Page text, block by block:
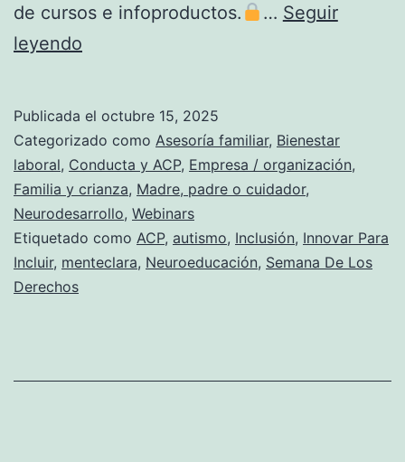
de cursos e infoproductos.
… Seguir
leyendo
ACCESO
AL
WEBINAR
DE
MENTECLARA
Publicada el octubre 15, 2025
Categorizado como Asesoría familiar, Bienestar
laboral, Conducta y ACP, Empresa / organización,
Familia y crianza, Madre, padre o cuidador,
Neurodesarrollo, Webinars
Etiquetado como ACP, autismo, Inclusión, Innovar Para
Incluir, menteclara, Neuroeducación, Semana De Los
Derechos